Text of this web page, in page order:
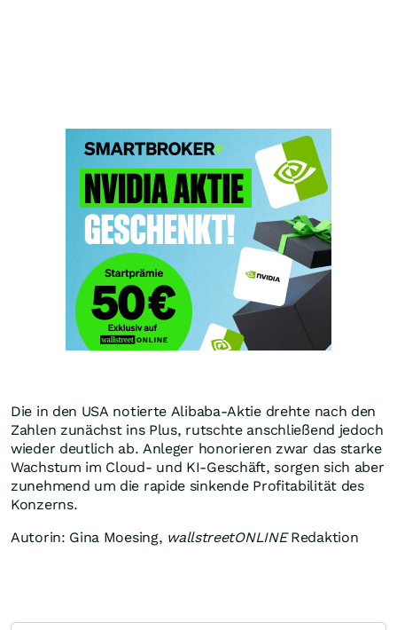
Die in den USA notierte Alibaba-Aktie drehte nach den
Zahlen zunächst ins Plus, rutschte anschließend jedoch
wieder deutlich ab. Anleger honorieren zwar das starke
Wachstum im Cloud- und KI-Geschäft, sorgen sich aber
zunehmend um die rapide sinkende Profitabilität des
Konzerns.
Autorin: Gina Moesing, wallstreetONLINERedaktion